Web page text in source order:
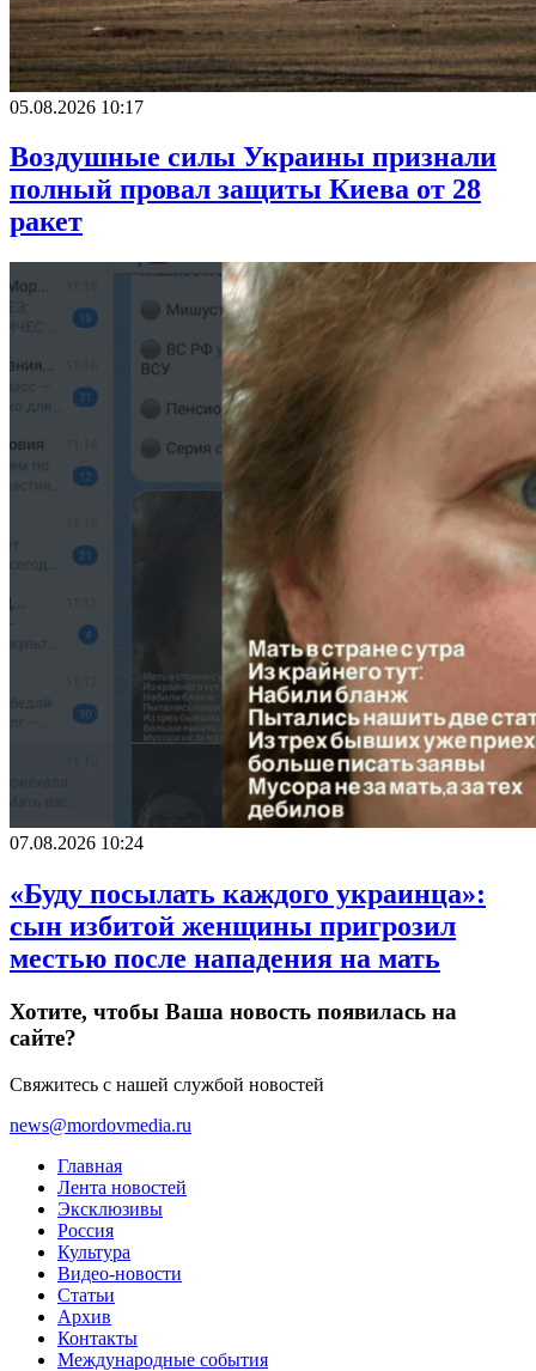
05.08.2026 10:17
Воздушные силы Украины признали
полный провал защиты Киева от 28
ракет
07.08.2026 10:24
«Буду посылать каждого украинца»:
сын избитой женщины пригрозил
местью после нападения на мать
Хотите, чтобы Ваша новость появилась на
сайте?
Свяжитесь с нашей службой новостей
news@mordovmedia.ru
Главная
Лента новостей
Эксклюзивы
Россия
Культура
Видео-новости
Статьи
Архив
Контакты
Международные события